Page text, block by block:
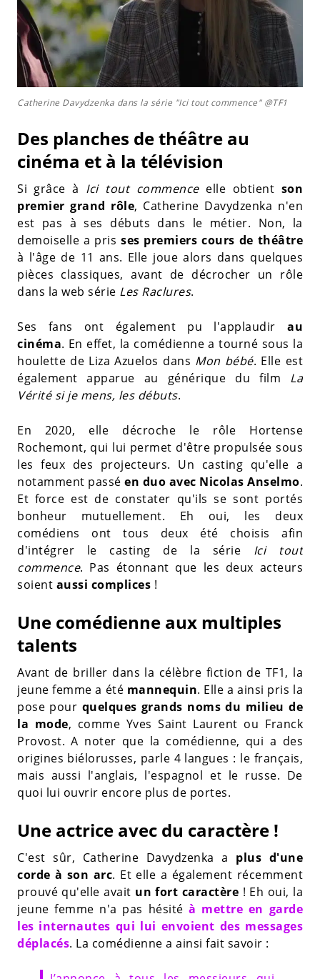
Catherine Davydzenka dans la série "Ici tout commence" @TF1
Des planches de théâtre au
cinéma et à la télévision
Si grâce à Ici tout commenceelle obtient son
premier grand rôle, Catherine Davydzenka n'en
est pas à ses débuts dans le métier. Non, la
demoiselle a prisses premiers cours de théâtre
à l'âge de 11 ans. Elle joue alors dans quelques
pièces classiques, avant de décrocher un rôle
dans la web série Les Raclures.
Ses fans ont également pu l'applaudir au
cinéma. En effet, la comédienne a tourné sous la
houlette de Liza Azuelos dans Mon bébé. Elle est
également apparue au générique du film La
Vérité si je mens, les débuts.
En 2020, elle décroche le rôle Hortense
Rochemont, qui lui permet d'être propulsée sous
les feux des projecteurs. Un casting qu'elle a
notamment passé en duo avec Nicolas Anselmo.
Et force est de constater qu'ils se sont portés
bonheur mutuellement. Eh oui, les deux
comédiens ont tous deux été choisis afin
d'intégrer le casting de la série Ici tout
commence. Pas étonnant que les deux acteurs
soient aussi complices !
Une comédienne aux multiples
talents
Avant de briller dans la célèbre fiction de TF1, la
jeune femme a été mannequin. Elle a ainsi pris la
pose pour quelques grands noms du milieu de
la mode, comme Yves Saint Laurent ou Franck
Provost. A noter que la comédienne, qui a des
origines biélorusses, parle 4 langues : le français,
mais aussi l'anglais, l'espagnol et le russe. De
quoi lui ouvrir encore plus de portes.
Une actrice avec du caractère !
C'est sûr, Catherine Davydzenka a plus d'une
corde à son arc. Et elle a également récemment
prouvé qu'elle avait un fort caractère ! Eh oui, la
jeune femme n'a pas hésitéà mettre en garde
les internautes qui lui envoient des messages
déplacés. La comédienne a ainsi fait savoir :